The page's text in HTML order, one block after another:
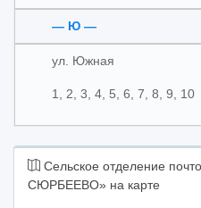
— Ю —
ул. Южная
1, 2, 3, 4, 5, 6, 7, 8, 9, 10
Сельское отделение
СЮРБЕЕВО» на карте